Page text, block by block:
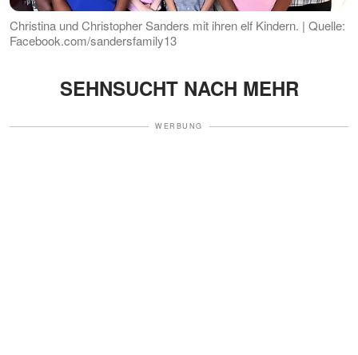
Christina und Christopher Sanders mit ihren elf Kindern. | Quelle:
Facebook.com/sandersfamily13
SEHNSUCHT NACH MEHR
WERBUNG